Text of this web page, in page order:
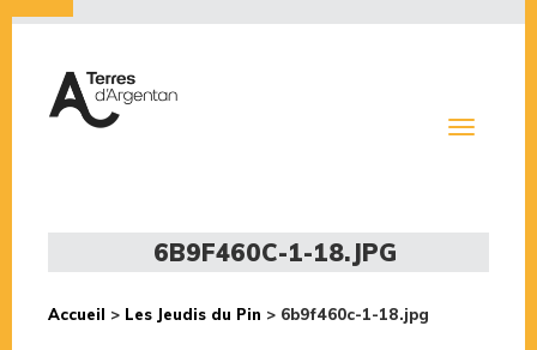
Toggle
6B9F460C-1-18.JPG
Accueil > Les Jeudis du Pin > 6b9f460c-1-18.jpg